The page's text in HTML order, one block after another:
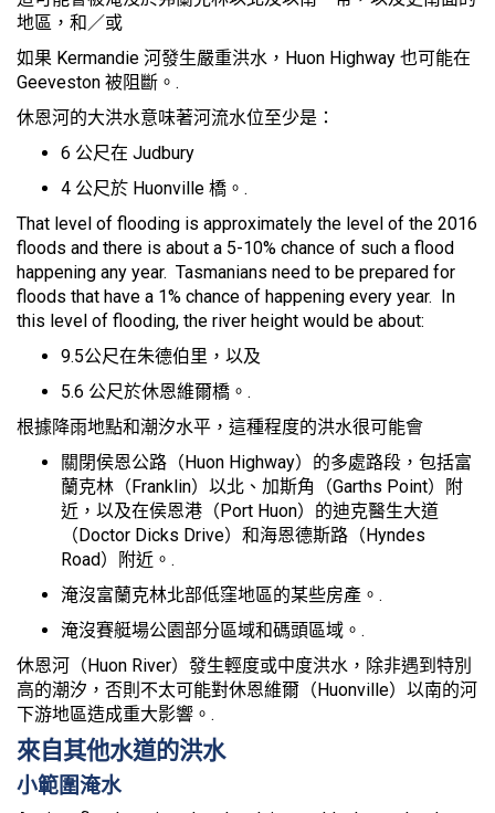
地區，和／或
如果 Kermandie 河發生嚴重洪水，Huon Highway 也可能在
Geeveston 被阻斷。.
休恩河的大洪水意味著河流水位至少是：
6 公尺在 Judbury
4 公尺於 Huonville 橋。.
That level of flooding is approximately the level of the 2016
floods and there is about a 5-10% chance of such a flood
happening any year. Tasmanians need to be prepared for
floods that have a 1% chance of happening every year. In
this level of flooding, the river height would be about:
9.5公尺在朱德伯里，以及
5.6 公尺於休恩維爾橋。.
根據降雨地點和潮汐水平，這種程度的洪水很可能會
關閉侯恩公路（Huon Highway）的多處路段，包括富
蘭克林（Franklin）以北、加斯角（Garths Point）附
近，以及在侯恩港（Port Huon）的迪克醫生大道
（Doctor Dicks Drive）和海恩德斯路（Hyndes
Road）附近。.
淹沒富蘭克林北部低窪地區的某些房產。.
淹沒賽艇場公園部分區域和碼頭區域。.
休恩河（Huon River）發生輕度或中度洪水，除非遇到特別
高的潮汐，否則不太可能對休恩維爾（Huonville）以南的河
下游地區造成重大影響。.
來自其他水道的洪水
小範圍淹水